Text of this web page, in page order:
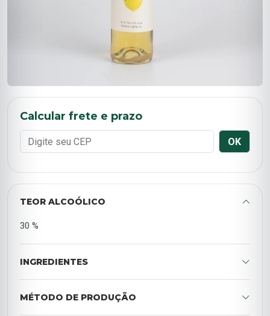
TEOR ALCOÓLICO
30 %
INGREDIENTES
MÉTODO DE PRODUÇÃO
Calcular frete e prazo
OK